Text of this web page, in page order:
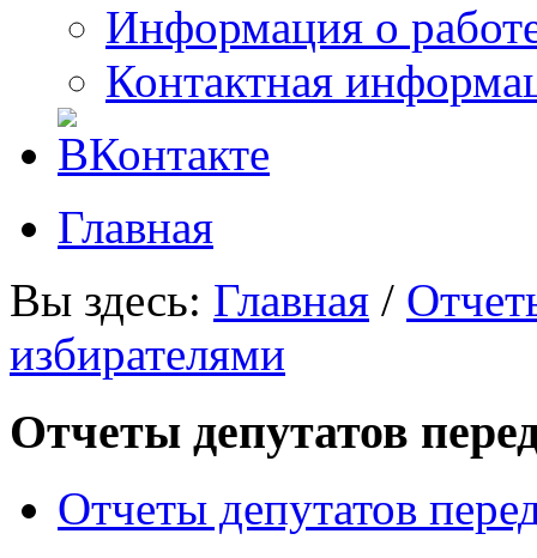
Информация о
Контактная
Главная
Вы здесь: Главная /
избирателями
Отчеты депутатов
Отчеты депутатов